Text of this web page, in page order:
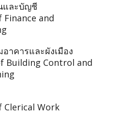
และบัญชี
Finance and
าคารและผังเมือง
Building Control and
Clerical Work